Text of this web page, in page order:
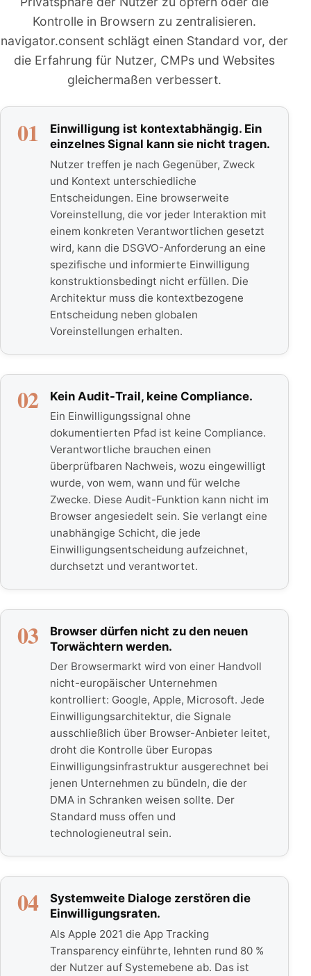
Kontrolle in Browsern zu zentralisieren.
navigator.consent schlägt einen Standard vor, der
die Erfahrung für Nutzer, CMPs und Websites
gleichermaßen verbessert.
01
Einwilligung ist kontextabhängig. Ein
einzelnes Signal kann sie nicht tragen.
Nutzer treffen je nach Gegenüber, Zweck
und Kontext unterschiedliche
Entscheidungen. Eine browserweite
Voreinstellung, die vor jeder Interaktion mit
einem konkreten Verantwortlichen gesetzt
wird, kann die DSGVO-Anforderung an eine
spezifische und informierte Einwilligung
konstruktionsbedingt nicht erfüllen. Die
Architektur muss die kontextbezogene
Entscheidung neben globalen
Voreinstellungen erhalten.
02 Kein Audit-Trail, keine Compliance.
Ein Einwilligungssignal ohne
dokumentierten Pfad ist keine Compliance.
Verantwortliche brauchen einen
überprüfbaren Nachweis, wozu eingewilligt
wurde, von wem, wann und für welche
Zwecke. Diese Audit-Funktion kann nicht im
Browser angesiedelt sein. Sie verlangt eine
unabhängige Schicht, die jede
Einwilligungsentscheidung aufzeichnet,
durchsetzt und verantwortet.
03
Browser dürfen nicht zu den neuen
Torwächtern werden.
Der Browsermarkt wird von einer Handvoll
nicht-europäischer Unternehmen
kontrolliert: Google, Apple, Microsoft. Jede
Einwilligungsarchitektur, die Signale
ausschließlich über Browser-Anbieter leitet,
droht die Kontrolle über Europas
Einwilligungsinfrastruktur ausgerechnet bei
jenen Unternehmen zu bündeln, die der
DMA in Schranken weisen sollte. Der
Standard muss offen und
technologieneutral sein.
04
Systemweite Dialoge zerstören die
Einwilligungsraten.
Als Apple 2021 die App Tracking
Transparency einführte, lehnten rund 80 %
der Nutzer auf Systemebene ab. Das ist